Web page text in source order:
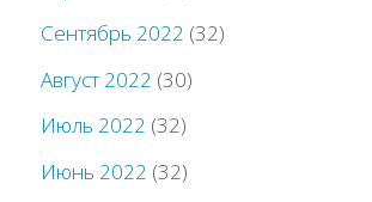
Сентябрь 2022 (32)
Август 2022 (30)
Июль 2022 (32)
Июнь 2022 (32)